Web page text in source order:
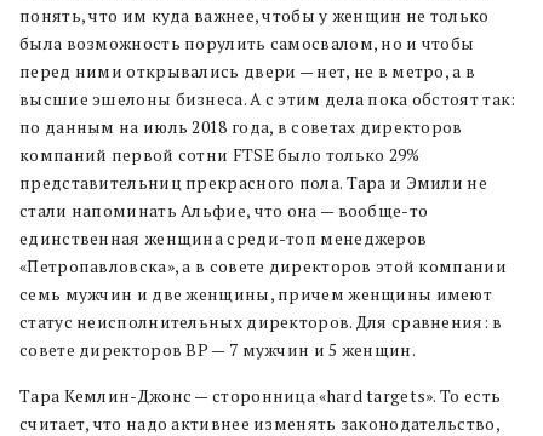
понять, что им куда важнее, чтобы у женщин не только
была возможность порулить самосвалом, но и чтобы
перед ними открывались двери — нет, не в метро, а в
высшие эшелоны бизнеса. А с этим дела пока обстоят так:
по данным на июль 2018 года, в советах директоров
компаний первой сотни FTSE было только 29%
представительниц прекрасного пола. Тара и Эмили не
стали напоминать Альфие, что она — вообще-то
единственная женщина среди-топ менеджеров
«Петропавловска», а в совете директоров этой компании
семь мужчин и две женщины, причем женщины имеют
статус неисполнительных директоров. Для сравнения: в
совете директоров BP — 7 мужчин и 5 женщин.
Тара Кемлин-Джонс — сторонница «hard targets». То есть
считает, что надо активнее изменять законодательство,